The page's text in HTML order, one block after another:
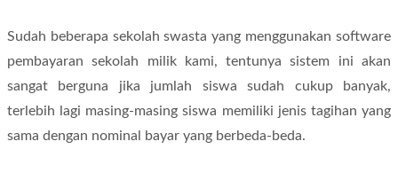
Sudah beberapa sekolah swasta yang menggunakan software
pembayaran sekolah milik kami, tentunya sistem ini akan
sangat berguna jika jumlah siswa sudah cukup banyak,
terlebih lagi masing-masing siswa memiliki jenis tagihan yang
sama dengan nominal bayar yang berbeda-beda.